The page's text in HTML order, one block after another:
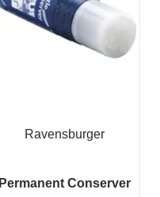
Ravensburger
Permanent Conserver